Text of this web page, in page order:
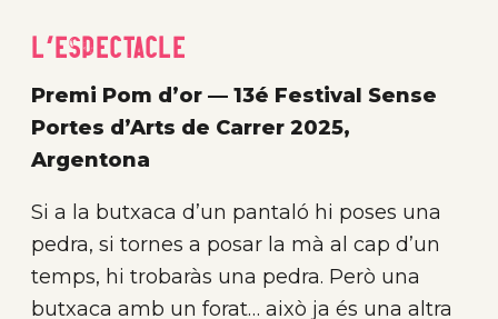
L'Espectacle
Premi Pom d’or — 13é Festival Sense
Portes d’Arts de Carrer 2025,
Argentona
Si a la butxaca d’un pantaló hi poses una
pedra, si tornes a posar la mà al cap d’un
temps, hi trobaràs una pedra. Però una
butxaca amb un forat… això ja és una altra